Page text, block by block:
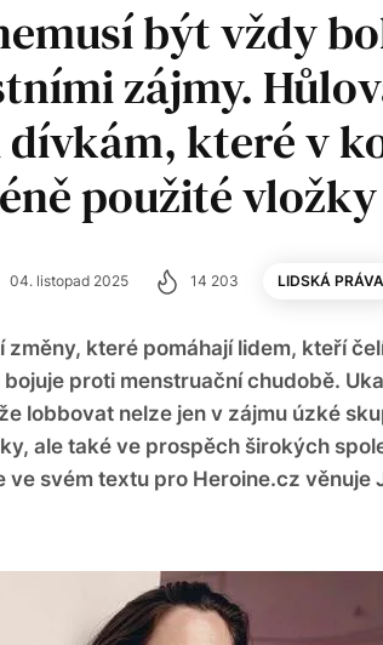
být vždy
zájmy.
které v
použité vložky
04. listopad 2025 14 203 LIDSKÁ PRÁVA
změny, které pomáhají lidem, kteří
proti menstruační chudobě.
lobbovat nelze jen v zájmu úzké
ale také ve prospěch širokých
ve svém textu pro Heroine.cz věnuje